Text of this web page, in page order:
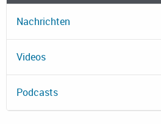
Nachrichten
Videos
Podcasts